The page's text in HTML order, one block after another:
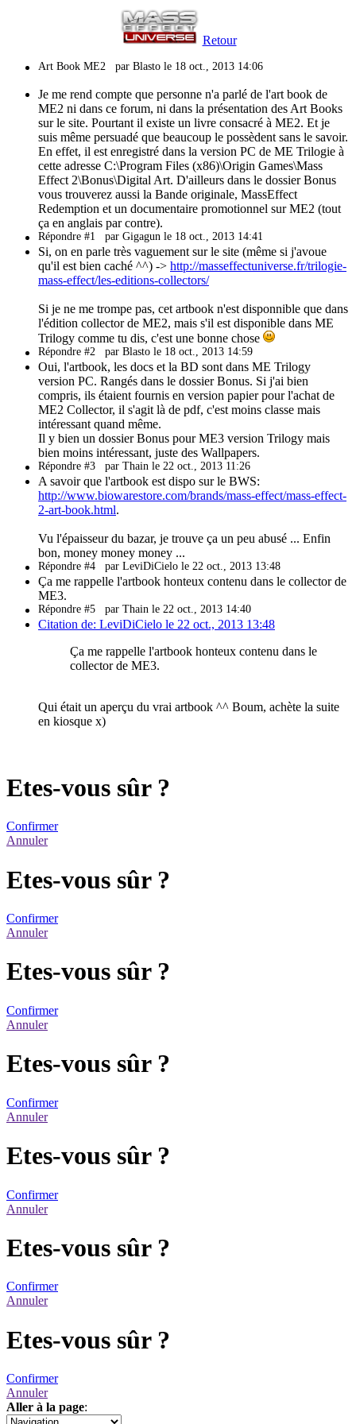
Retour
Art Book ME2 par Blasto le 18 oct., 2013 14:06
Je me rend compte que personne n'a parlé de l'art book de
ME2 ni dans ce forum, ni dans la présentation des Art Books
sur le site. Pourtant il existe un livre consacré à ME2. Et je
suis même persuadé que beaucoup le possèdent sans le savoir.
En effet, il est enregistré dans la version PC de ME Trilogie à
cette adresse C:\Program Files (x86)\Origin Games\Mass
Effect 2\Bonus\Digital Art. D'ailleurs dans le dossier Bonus
vous trouverez aussi la Bande originale, MassEffect
Redemption et un documentaire promotionnel sur ME2 (tout
ça en anglais par contre).
Répondre #1 par Gigagun le 18 oct., 2013 14:41
Si, on en parle très vaguement sur le site (même si j'avoue
qu'il est bien caché ^^) -> http://masseffectuniverse.fr/trilogie-
mass-effect/les-editions-collectors/
Si je ne me trompe pas, cet artbook n'est disponnible que dans
l'édition collector de ME2, mais s'il est disponible dans ME
Trilogy comme tu dis, c'est une bonne chose
Répondre #2 par Blasto le 18 oct., 2013 14:59
Oui, l'artbook, les docs et la BD sont dans ME Trilogy
version PC. Rangés dans le dossier Bonus. Si j'ai bien
compris, ils étaient fournis en version papier pour l'achat de
ME2 Collector, il s'agit là de pdf, c'est moins classe mais
intéressant quand même.
Il y bien un dossier Bonus pour ME3 version Trilogy mais
bien moins intéressant, juste des Wallpapers.
Répondre #3 par Thain le 22 oct., 2013 11:26
A savoir que l'artbook est dispo sur le BWS:
http://www.biowarestore.com/brands/mass-effect/mass-effect-
2-art-book.html.
Vu l'épaisseur du bazar, je trouve ça un peu abusé ... Enfin
bon, money money money ...
Répondre #4 par LeviDiCielo le 22 oct., 2013 13:48
Ça me rappelle l'artbook honteux contenu dans le collector de
ME3.
Répondre #5 par Thain le 22 oct., 2013 14:40
Citation de: LeviDiCielo le 22 oct., 2013 13:48
Ça me rappelle l'artbook honteux contenu dans le
collector de ME3.
Qui était un aperçu du vrai artbook ^^ Boum, achète la suite
en kiosque x)
Etes-vous sûr ?
Confirmer
Annuler
Etes-vous sûr ?
Confirmer
Annuler
Etes-vous sûr ?
Confirmer
Annuler
Etes-vous sûr ?
Confirmer
Annuler
Etes-vous sûr ?
Confirmer
Annuler
Etes-vous sûr ?
Confirmer
Annuler
Etes-vous sûr ?
Confirmer
Annuler
Aller à la page: